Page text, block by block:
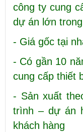
công ty cung
dự án lớn
- Giá gốc tại
- Có gần 10
cung cấp thiết
- Sản xuất
trình – dự án
khách hàng